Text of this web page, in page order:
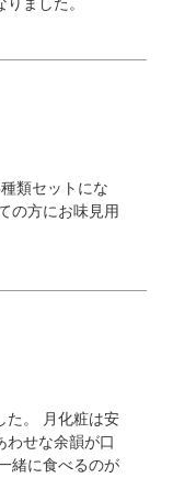
類セットにな
の方にお味見用
た。 月化粧は安
わせな余韻が口
緒に食べるのが